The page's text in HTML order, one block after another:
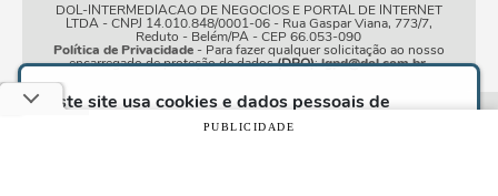
Este site usa cookies e dados pessoais de
acordo com os nossosTermos de Uso e Política
e, ao continuar navegando neste
DOL-INTERMEDIACAO DE NEGOCIOS E PORTAL DE INTERNET
LTDA - CNPJ 14.010.848/0001-06 - Rua Gaspar Viana, 773/7,
Reduto - Belém/PA - CEP 66.053-090
Política de Privacidade- Para fazer qualquer solicitação ao nosso
encarregado de proteção de dados(DPO):lgpd@dol.com.br.
| © Copyright 2010-2026 DOL - Diário
PUBLICIDADE